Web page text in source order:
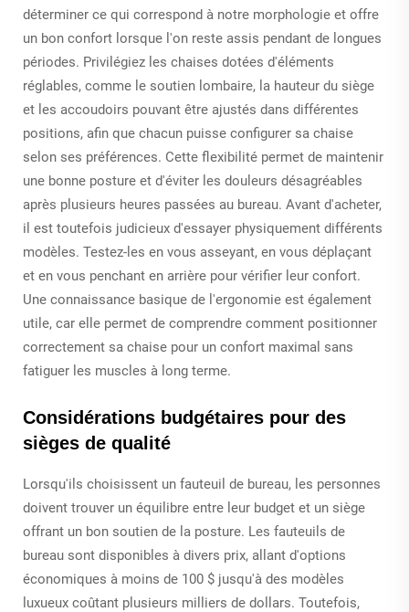
déterminer ce qui correspond à notre morphologie et offre
un bon confort lorsque l'on reste assis pendant de longues
périodes. Privilégiez les chaises dotées d'éléments
réglables, comme le soutien lombaire, la hauteur du siège
et les accoudoirs pouvant être ajustés dans différentes
positions, afin que chacun puisse configurer sa chaise
selon ses préférences. Cette flexibilité permet de maintenir
une bonne posture et d'éviter les douleurs désagréables
après plusieurs heures passées au bureau. Avant d'acheter,
il est toutefois judicieux d'essayer physiquement différents
modèles. Testez-les en vous asseyant, en vous déplaçant
et en vous penchant en arrière pour vérifier leur confort.
Une connaissance basique de l'ergonomie est également
utile, car elle permet de comprendre comment positionner
correctement sa chaise pour un confort maximal sans
fatiguer les muscles à long terme.
Considérations budgétaires pour des
sièges de qualité
Lorsqu'ils choisissent un fauteuil de bureau, les personnes
doivent trouver un équilibre entre leur budget et un siège
offrant un bon soutien de la posture. Les fauteuils de
bureau sont disponibles à divers prix, allant d'options
économiques à moins de 100 $ jusqu'à des modèles
luxueux coûtant plusieurs milliers de dollars. Toutefois,